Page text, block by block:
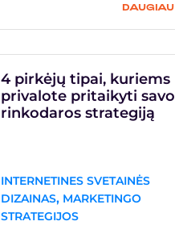
DAUGIAU
4 pirkėjų tipai, kuriems
privalote pritaikyti savo
rinkodaros strategiją
INTERNETINES SVETAINĖS
DIZAINAS, MARKETINGO
STRATEGIJOS